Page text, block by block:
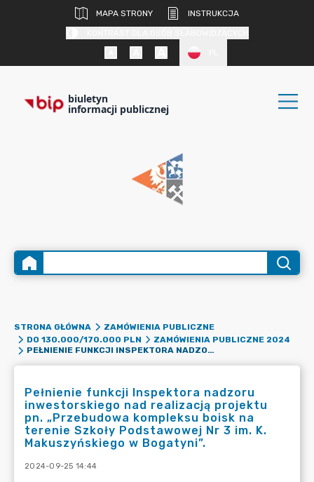
MAPA STRONY
INSTRUKCJA
biuletyn
informacji publicznej
STRONA GŁÓWNA
ZAMÓWIENIA PUBLICZNE
DO 130.000/170.000 PLN
ZAMÓWIENIA PUBLICZNE 2024
PEŁNIENIE FUNKCJI INSPEKTORA NADZORU INWESTORSKIEGO NAD REALIZACJĄ PROJEKTU PN. „PRZEBUDOWA KOMPLEKSU BOISK NA TERENIE SZKOŁY PODSTAWOWEJ NR 3 IM. K. MAKUSZYŃSKIEGO W BOGATYNI”.
Pełnienie funkcji Inspektora nadzoru
inwestorskiego nad realizacją projektu
pn. „Przebudowa kompleksu boisk na
terenie Szkoły Podstawowej Nr 3 im. K.
Makuszyńskiego w Bogatyni”.
2024-09-25 14:44